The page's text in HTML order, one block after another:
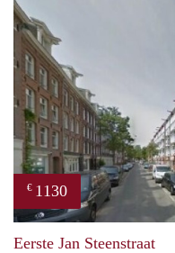
€ 1130
Eerste Jan Steenstraat